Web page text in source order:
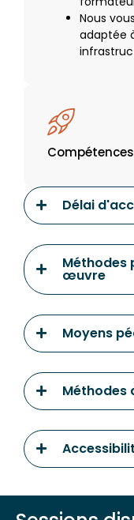
Nous
adaptée
Délai
Méthodes
œuvre
Moyens
Méthodes